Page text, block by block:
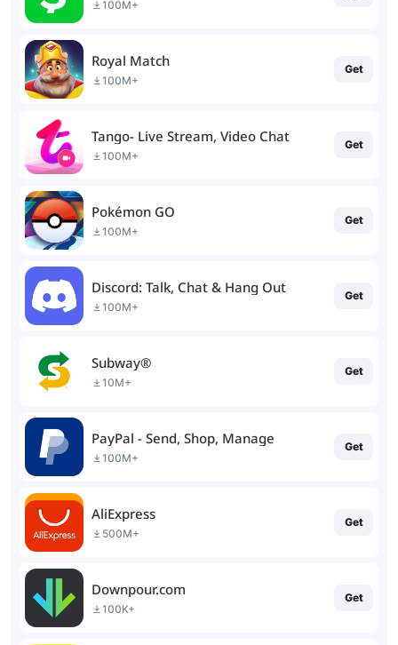
100M+
Royal Match
100M+
Get
Tango- Live Stream, Video Chat
100M+
Get
Pokémon GO
100M+
Get
Discord: Talk, Chat & Hang Out
100M+
Get
Subway®
10M+
Get
PayPal - Send, Shop, Manage
100M+
Get
AliExpress
500M+
Get
Downpour.com
100K+
Get